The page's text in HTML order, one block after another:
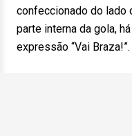
confeccionado do lado
parte interna da gola,
expressão “Vai Braza!”.